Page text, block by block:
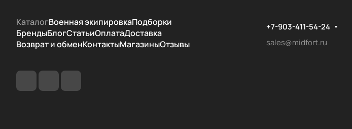
КаталогВоенная экипировкаПодборки
БрендыБлогСтатьиОплатаДоставка
Возврат и обменКонтактыМагазиныОтзывы
+7-903-411-54-24
sales@midfort.ru